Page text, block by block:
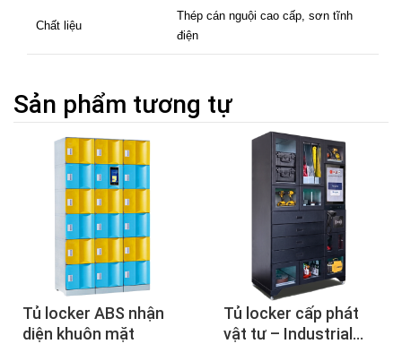
Chất liệu
Thép cán nguội cao cấp, sơn tĩnh
điện
Sản phẩm tương tự
Tủ locker ABS nhận
diện khuôn mặt
Tủ locker cấp phát
vật tư – Industrial